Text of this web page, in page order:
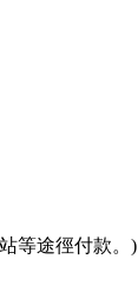
等途徑付款。)